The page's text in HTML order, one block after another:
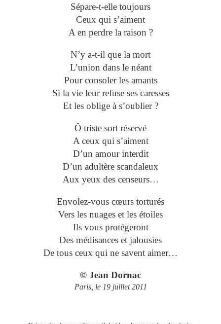
Sépare-t-elle toujours
Ceux qui s’aiment
A en perdre la raison ?
N’y a-t-il que la mort
L’union dans le néant
Pour consoler les amants
Si la vie leur refuse ses caresses
Et les oblige à s’oublier ?
Ô triste sort réservé
A ceux qui s’aiment
D’un amour interdit
D’un adultère scandaleux
Aux yeux des censeurs…
Envolez-vous cœurs torturés
Vers les nuages et les étoiles
Ils vous protégeront
Des médisances et jalousies
De tous ceux qui ne savent aimer…
© Jean Dornac
Paris, le 19 juillet 2011